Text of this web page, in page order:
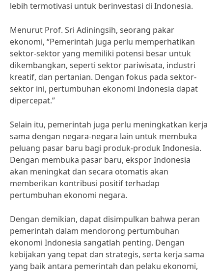
lebih termotivasi untuk berinvestasi di Indonesia.
Menurut Prof. Sri Adiningsih, seorang pakar
ekonomi, “Pemerintah juga perlu memperhatikan
sektor-sektor yang memiliki potensi besar untuk
dikembangkan, seperti sektor pariwisata, industri
kreatif, dan pertanian. Dengan fokus pada sektor-
sektor ini, pertumbuhan ekonomi Indonesia dapat
dipercepat.”
Selain itu, pemerintah juga perlu meningkatkan kerja
sama dengan negara-negara lain untuk membuka
peluang pasar baru bagi produk-produk Indonesia.
Dengan membuka pasar baru, ekspor Indonesia
akan meningkat dan secara otomatis akan
memberikan kontribusi positif terhadap
pertumbuhan ekonomi negara.
Dengan demikian, dapat disimpulkan bahwa peran
pemerintah dalam mendorong pertumbuhan
ekonomi Indonesia sangatlah penting. Dengan
kebijakan yang tepat dan strategis, serta kerja sama
yang baik antara pemerintah dan pelaku ekonomi,